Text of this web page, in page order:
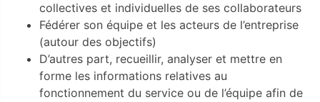
collectives et individuelles de ses collaborateurs
Fédérer son équipe et les acteurs de l’entreprise
(autour des objectifs)
D’autres part, recueillir, analyser et mettre en
forme les informations relatives au
fonctionnement du service ou de l’équipe afin de